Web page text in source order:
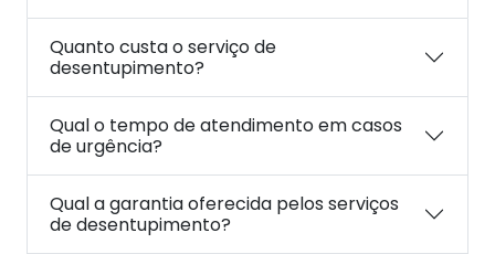
Quanto custa o serviço de
desentupimento?
Qual o tempo de atendimento em casos
de urgência?
Qual a garantia oferecida pelos serviços
de desentupimento?